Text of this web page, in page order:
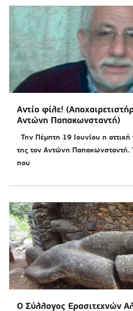
Αντίο φίλε!
Αντώνη Παπακωνσταντή)
Την Πέμπτη 19 Ιουνίου η
της τον Αντώνη
που
Ο Σύλλογος Ερασιτεχνών